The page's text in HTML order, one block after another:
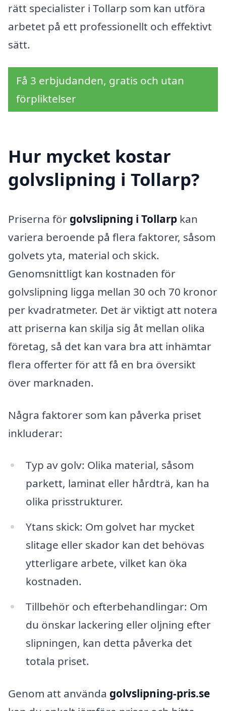
rätt specialister i Tollarp som kan utföra
arbetet på ett professionellt och effektivt
sätt.
Få 3 erbjudanden, gratis och utan
förpliktelser
Hur mycket kostar
golvslipning i Tollarp?
Priserna för golvslipning i Tollarp kan
variera beroende på flera faktorer, såsom
golvets yta, material och skick.
Genomsnittligt kan kostnaden för
golvslipning ligga mellan 30 och 70 kronor
per kvadratmeter. Det är viktigt att notera
att priserna kan skilja sig åt mellan olika
företag, så det kan vara bra att inhämtar
flera offerter för att få en bra översikt
över marknaden.
Några faktorer som kan påverka priset
inkluderar:
Typ av golv: Olika material, såsom
parkett, laminat eller hårdträ, kan ha
olika prisstrukturer.
Ytans skick: Om golvet har mycket
slitage eller skador kan det behövas
ytterligare arbete, vilket kan öka
kostnaden.
Tillbehör och efterbehandlingar: Om
du önskar lackering eller oljning efter
slipningen, kan detta påverka det
totala priset.
Genom att använda golvslipning-pris.se